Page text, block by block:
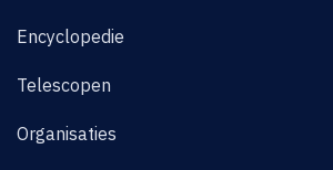
Encyclopedie
Telescopen
Organisaties